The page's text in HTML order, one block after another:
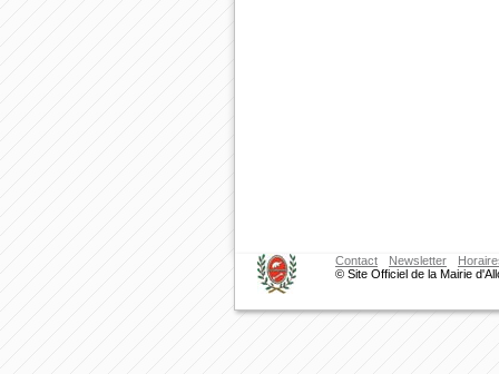
Contact Newsletter
© Site Officiel de la Mairie